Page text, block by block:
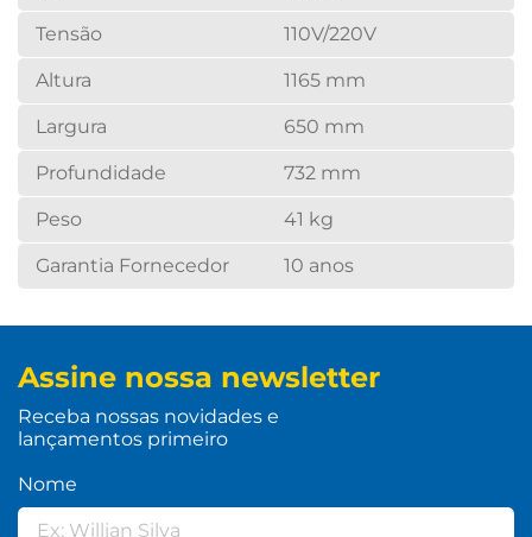
Tensão 110V/220V
Altura 1165 mm
Largura 650 mm
Profundidade 732 mm
Peso 41 kg
Garantia Fornecedor 10 anos
Assine nossa newsletter
Receba nossas novidades e
lançamentos primeiro
Nome